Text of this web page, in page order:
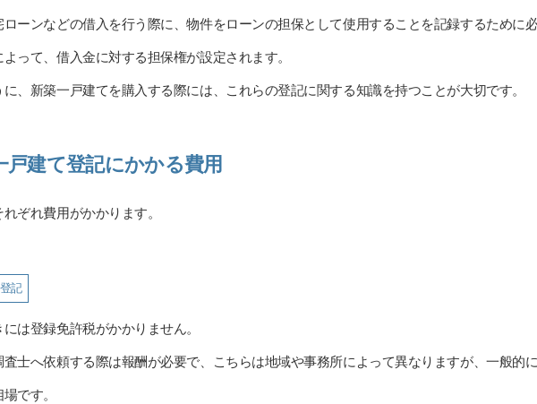
ローンなどの借入を行う際に、物件をローンの担保として使用することを記録するために
よって、借入金に対する担保権が設定されます。
に、新築一戸建てを購入する際には、これらの登記に関する知識を持つことが大切です。
戸建て登記にかかる費用
ぞれ費用がかかります。
記
は登録免許税がかかりません。
査士へ依頼する際は報酬が必要で、こちらは地域や事務所によって異なりますが、一般的
です。